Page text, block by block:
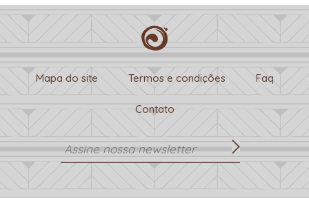
Mapa do site Termos e condições Faq
Contato